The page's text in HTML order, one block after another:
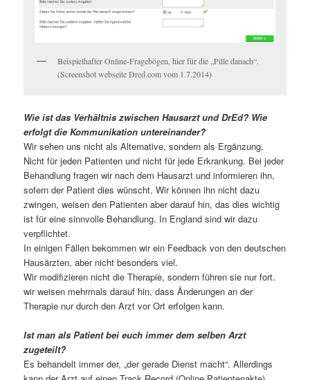
Beispielhafter Online-Fragebögen, hier für die „Pille danach“.
(Screenshot webseite Dred.com vom 1.7.2014)
Wie ist das Verhältnis zwischen Hausarzt und DrEd? Wie
erfolgt die Kommunikation untereinander?
Wir sehen uns nicht als Alternative, sondern als Ergänzung.
Nicht für jeden Patienten und nicht für jede Erkrankung. Bei jeder
Behandlung fragen wir nach dem Hausarzt und informieren ihn,
sofern der Patient dies wünscht. Wir können ihn nicht dazu
zwingen, weisen den Patienten aber darauf hin, das dies wichtig
ist für eine sinnvolle Behandlung. In England sind wir dazu
verpflichtet.
In einigen Fällen bekommen wir ein Feedback von den deutschen
Hausärzten, aber nicht besonders viel.
Wir modifizieren nicht die Therapie, sondern führen sie nur fort.
wir weisen mehrmals darauf hin, dass Änderungen an der
Therapie nur durch den Arzt vor Ort erfolgen kann.
Ist man als Patient bei euch immer dem selben Arzt
zugeteilt?
Es behandelt immer der, „der gerade Dienst macht“. Allerdings